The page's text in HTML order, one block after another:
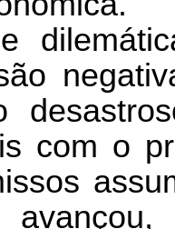
com o